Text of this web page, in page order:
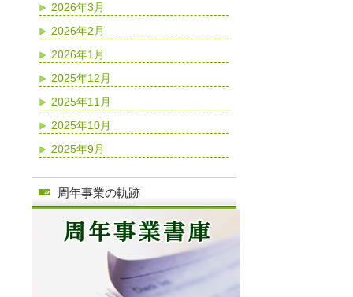
2026年3月
2026年2月
2026年1月
2025年12月
2025年11月
2025年10月
2025年9月
周年事業の軌跡